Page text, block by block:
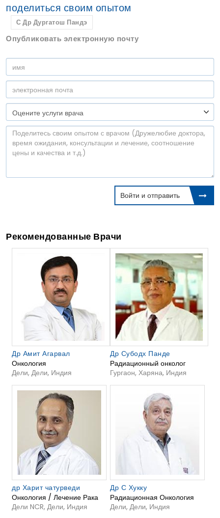
поделиться своим опытом
С Др Дургатош Пандэ
Опубликовать электронную почту
Войти и отправить
Рекомендованные Врачи
Др Амит Агарвал
Онкология
Дели, Дели, Индия
Др Субодх Панде
Радиационный онколог
Гургаон, Харяна, Индия
др Харит чатурведи
Онкология / Лечение Рака
Дели NCR, Дели, Индия
Др С Хукку
Радиационная Онкология
Дели, Дели, Индия